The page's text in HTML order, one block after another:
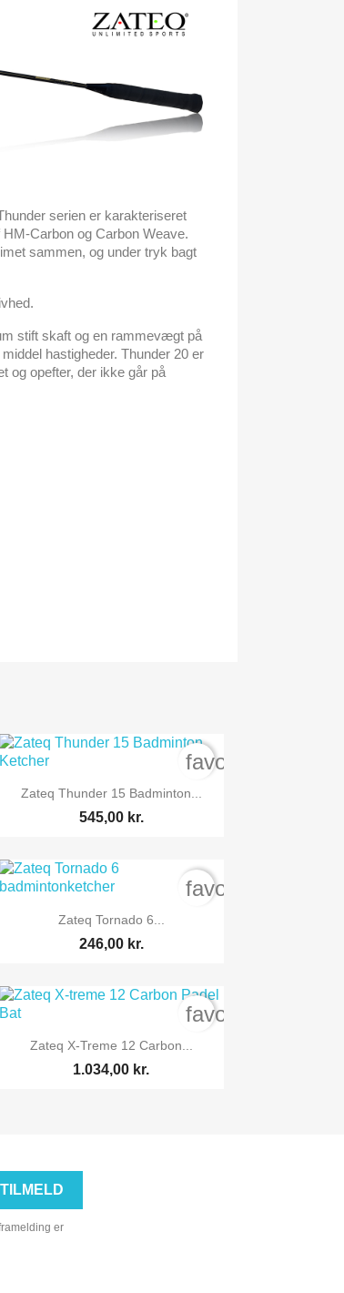
serien er karakteriseret
Carbon og Carbon Weave.
sammen, og under tryk bagt
stift skaft og en rammevægt på
hastigheder. Thunder 20 er
og opefter, der ikke går på
 Vis her
Zateq Thunder 15 Badminton...
545,00 kr.
favorite_border
 Vis her
Zateq Tornado 6...
246,00 kr.
favorite_border
 Vis her
Zateq X-Treme 12 Carbon...
1.034,00 kr.
favorite_border
er